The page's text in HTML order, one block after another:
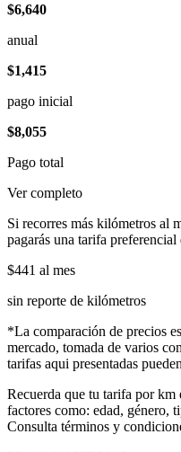
$6,640
anual
$1,415
pago inicial
$8,055
Pago total
Ver completo
Si recorres más kilómetros al
pagarás una tarifa preferencial
$441 al mes
sin reporte de kilómetros
*La comparación de precios
mercado, tomada de varios
tarifas aqui presentadas
Recuerda que tu tarifa por km
factores como: edad, género,
Consulta términos y